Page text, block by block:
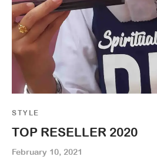
STYLE
TOP RESELLER 2020
February 10, 2021